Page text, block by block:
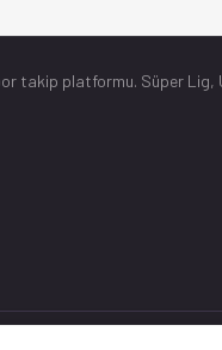
takip platformu. Süper